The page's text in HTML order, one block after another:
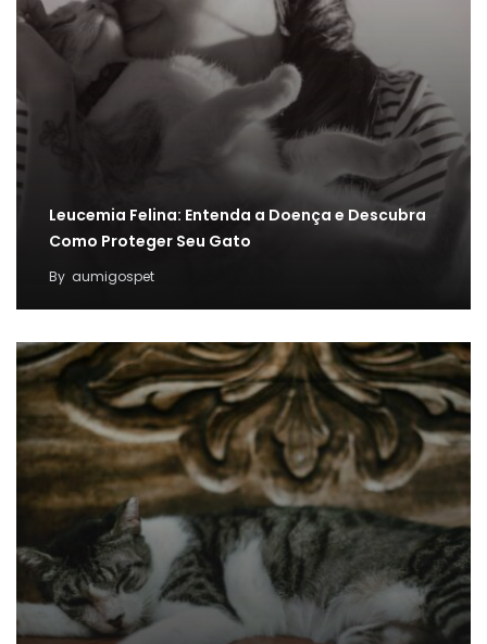
Leucemia Felina: Entenda a Doença e Descubra
Como Proteger Seu Gato
By aumigospet